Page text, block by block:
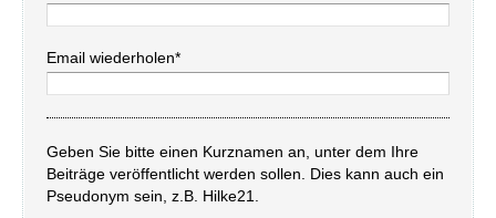
Email wiederholen*
Geben Sie bitte einen Kurznamen an, unter dem Ihre
Beiträge veröffentlicht werden sollen. Dies kann auch ein
Pseudonym sein, z.B. Hilke21.